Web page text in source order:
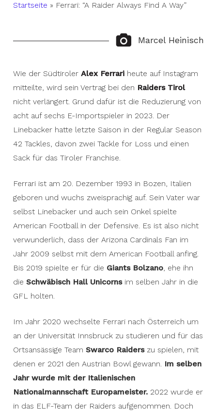
Startseite » Ferrari: “A Raider Always Find A Way”
Marcel Heinisch
Wie der Südtiroler Alex Ferrariheute auf Instagram
mitteilte, wird sein Vertrag bei den Raiders Tirol
nicht verlängert. Grund dafür ist die Reduzierung von
acht auf sechs E-Importspieler in 2023. Der
Linebacker hatte letzte Saison in der Regular Season
42 Tackles, davon zwei Tackle for Loss und einen
Sack für das Tiroler Franchise.
Ferrari ist am 20. Dezember 1993 in Bozen, Italien
geboren und wuchs zweisprachig auf. Sein Vater war
selbst Linebacker und auch sein Onkel spielte
American Football in der Defensive. Es ist also nicht
verwunderlich, dass der Arizona Cardinals Fan im
Jahr 2009 selbst mit dem American Football anfing.
Bis 2019 spielte er für die Giants Bolzano, ehe ihn
die Schwäbisch Hall Unicornsim selben Jahr in die
GFL holten.
Im Jahr 2020 wechselte Ferrari nach Österreich um
an der Universität Innsbruck zu studieren und für das
Ortsansässige Team Swarco Raiderszu spielen, mit
denen er 2021 den Austrian Bowl gewann. Im selben
Jahr wurde mit der Italienischen
Nationalmannschaft Europameister.2022 wurde er
in das ELF-Team der Raiders aufgenommen. Doch